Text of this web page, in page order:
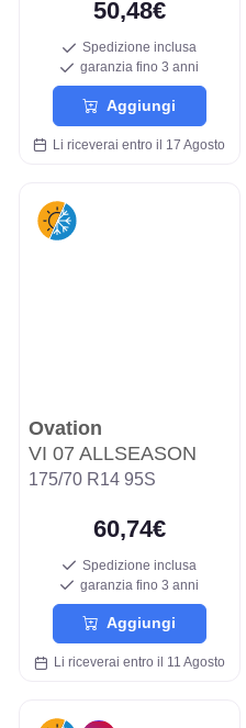
50,48€
Spedizione inclusa
garanzia fino 3 anni
Aggiungi
Li riceverai entro il 17 Agosto
Ovation
VI 07 ALLSEASON
175/70 R14 95S
60,74€
Spedizione inclusa
garanzia fino 3 anni
Aggiungi
Li riceverai entro il 11 Agosto